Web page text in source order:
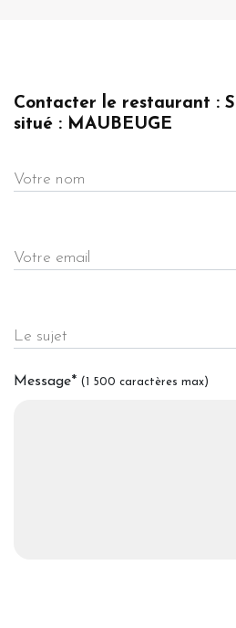
Contacter le restaurant :
situé : MAUBEUGE
Votre nom
Votre email
Le sujet
Message* (1 500 caractères max)